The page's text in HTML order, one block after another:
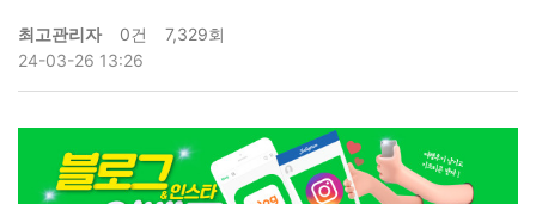
최고관리자 0건
7,329회
24-03-26 13:26